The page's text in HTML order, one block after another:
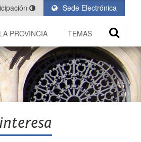
Sede Electrónica
LA PROVINCIA TEMAS